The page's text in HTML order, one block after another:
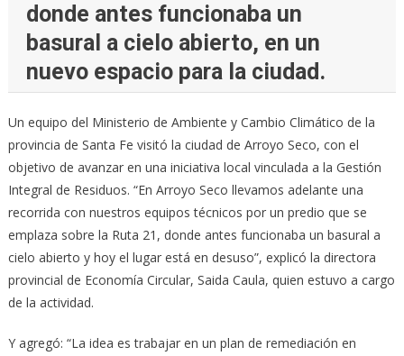
donde antes funcionaba un
basural a cielo abierto, en un
nuevo espacio para la ciudad.
Un equipo del Ministerio de Ambiente y Cambio Climático de la
provincia de Santa Fe visitó la ciudad de Arroyo Seco, con el
objetivo de avanzar en una iniciativa local vinculada a la Gestión
Integral de Residuos. “En Arroyo Seco llevamos adelante una
recorrida con nuestros equipos técnicos por un predio que se
emplaza sobre la Ruta 21, donde antes funcionaba un basural a
cielo abierto y hoy el lugar está en desuso”, explicó la directora
provincial de Economía Circular, Saida Caula, quien estuvo a cargo
de la actividad.
Y agregó: “La idea es trabajar en un plan de remediación en